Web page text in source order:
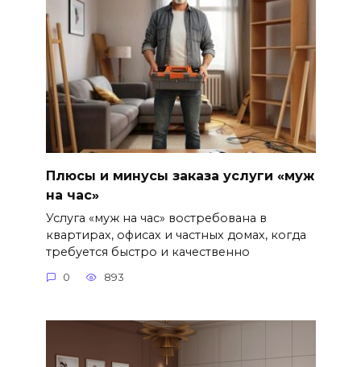
Плюсы и минусы заказа услуги «муж
на час»
Услуга «муж на час» востребована в
квартирах, офисах и частных домах, когда
требуется быстро и качественно
0 893